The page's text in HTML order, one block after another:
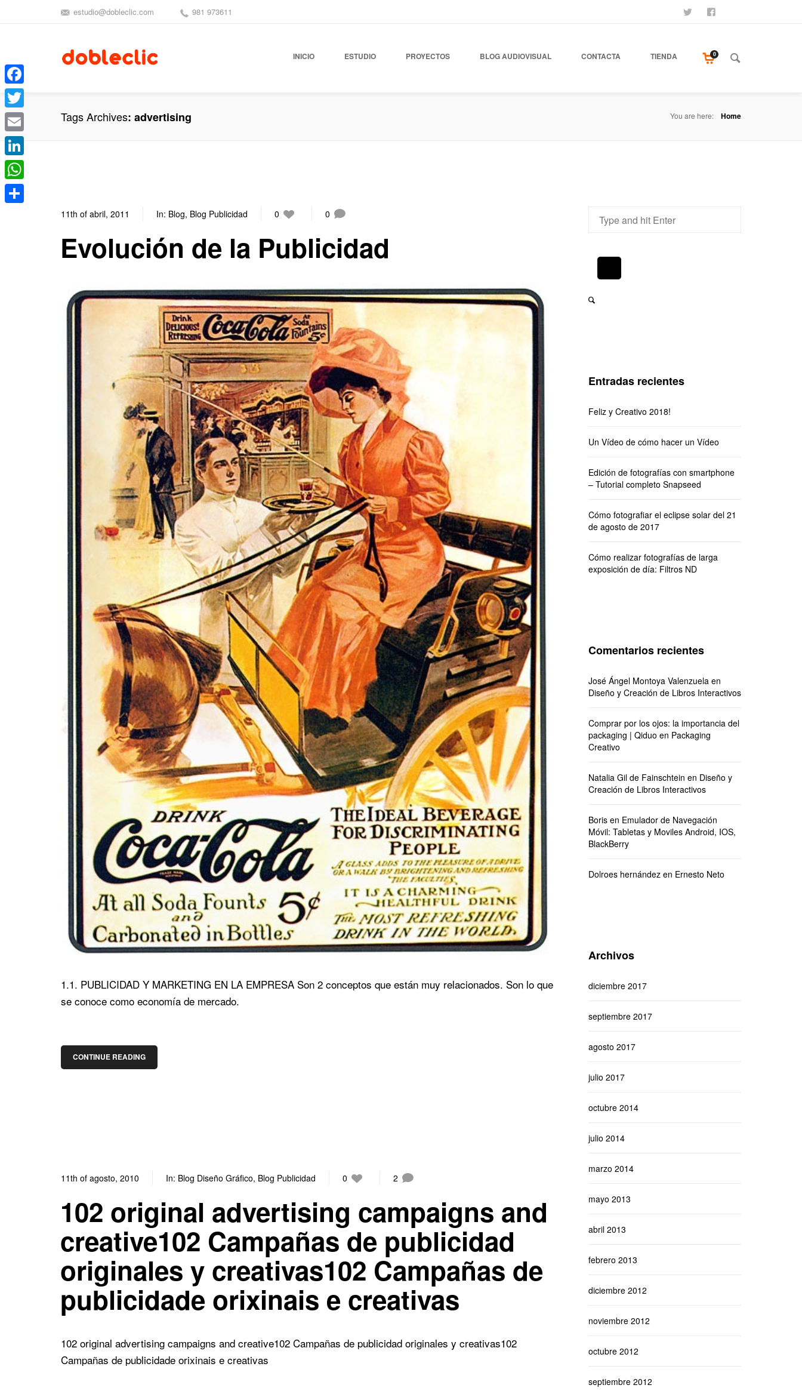
estudio@dobleclic.com 981 973611 SÍGUENOS
INICIO ESTUDIO PROYECTOS BLOG AUDIOVISUAL CONTACTA TIENDA 0
Tags Archives advertising You are here: Home
11th of abril, 2011 In: Blog, Blog Publicidad 0 0
Evolución de la Publicidad
1.1. PUBLICIDAD Y MARKETING EN LA EMPRESA Son 2 conceptos que están muy relacionados. Son lo que
se conoce como economía de mercado.
CONTINUE READING
11th of agosto, 2010 In: Blog Diseño Gráfico, Blog Publicidad 0 2
102 original advertising campaigns and
creative102 Campañas de publicidad
originales y creativas102 Campañas de
publicidade orixinais e creativas
102 original advertising campaigns and creative102 Campañas de publicidad originales y creativas102
Campañas de publicidade orixinais e creativas
Entradas recientes
Feliz y Creativo 2018!
Un Vídeo de cómo hacer un Vídeo
Edición de fotografías con smartphone
– Tutorial completo Snapseed
Cómo fotografiar el eclipse solar del 21
de agosto de 2017
Cómo realizar fotografías de larga
exposición de día: Filtros ND
Comentarios recientes
José Ángel Montoya Valenzuelaen
Diseño y Creación de Libros Interactivos
Comprar por los ojos: la importancia del
packaging | Qiduo en Packaging
Creativo
Natalia Gil de Fainschtein en Diseño y
Creación de Libros Interactivos
Borisen Emulador de Navegación
Móvil: Tabletas y Moviles Android, IOS,
BlackBerry
Dolroes hernándezen Ernesto Neto
Archivos
diciembre 2017
septiembre 2017
agosto 2017
julio 2017
octubre 2014
julio 2014
marzo 2014
mayo 2013
abril 2013
febrero 2013
diciembre 2012
noviembre 2012
octubre 2012
septiembre 2012
Facebook
Twitter
Email
LinkedIn
WhatsApp